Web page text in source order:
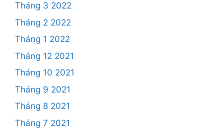
Tháng 3 2022
Tháng 2 2022
Tháng 1 2022
Tháng 12 2021
Tháng 10 2021
Tháng 9 2021
Tháng 8 2021
Tháng 7 2021